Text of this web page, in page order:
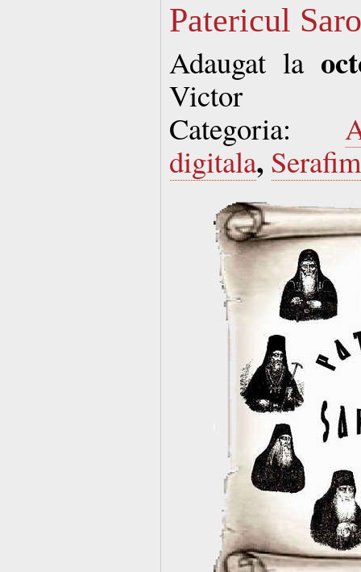
Patericul
Adaugat la
Victor
Categoria:
digitala,